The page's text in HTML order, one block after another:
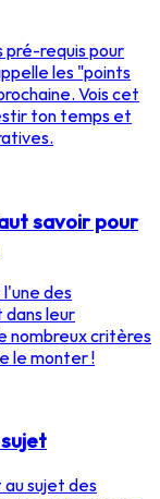
pré-requis pour
les "points
Vois cet
ton temps et
savoir pour
des
leur
nombreux critères
le monter !
au sujet des